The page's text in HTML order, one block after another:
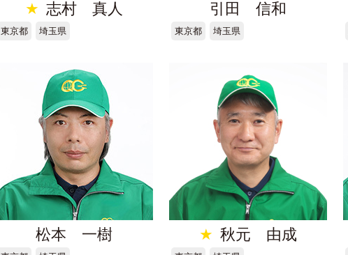
★ 志村 真人
東京都 埼玉県
引田 信和
東京都 埼玉県
松本 一樹 ★ 秋元 由成